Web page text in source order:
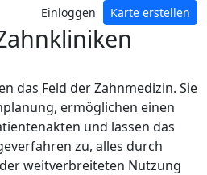
Einloggen Karte erstellen
das Feld der Zahnmedizin. Sie
ermöglichen einen
und lassen das
zu, alles durch
weitverbreiteten Nutzung